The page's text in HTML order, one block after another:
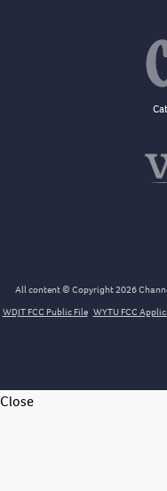
All content © Copyright 2026
WDJT FCC Public File WYTU FCC
Close